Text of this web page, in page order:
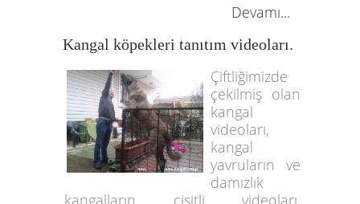
Devamı...
Kangal köpekleri tanıtım videoları.
Çiftliğimizde
çekilmiş olan
kangal
videoları,
kangal
yavruların ve
damızlık